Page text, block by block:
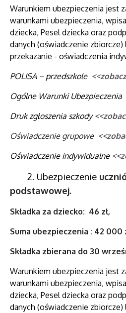
Warunkiem ubezpieczenia jest
warunkami ubezpieczenia,
dziecka, Pesel dziecka oraz
danych (oświadczenie zbiorcze)
przekazanie - oświadczenia
POLISA – przedszkole
Ogólne Warunki Ubezpieczenia
Druk zgłoszenia szkody
Oświadczenie grupowe
Oświadczenie indywidualne
2. Ubezpieczenie
podstawowej.
Składka za dziecko: 46 zł,
Suma ubezpieczenia : 42 000
Składka zbierana do 30
Warunkiem ubezpieczenia jest
warunkami ubezpieczenia,
dziecka, Pesel dziecka oraz
danych (oświadczenie zbiorcze)